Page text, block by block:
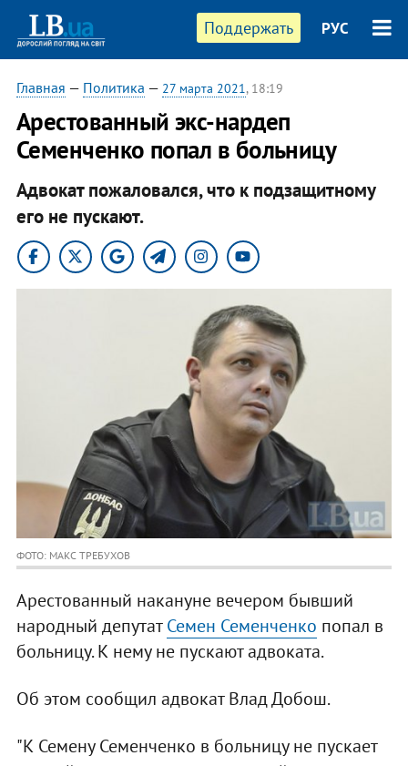
Поддержать РУС
Главная — Политика — 27 марта 2021, 18:19
Арестованный экс-нардеп
Семенченко попал в больницу
Адвокат пожаловался, что к подзащитному
его не пускают.
ФОТО: МАКС ТРЕБУХОВ
Арестованный накануне вечером бывший
народный депутатСемен Семенченко попал в
больницу. К нему не пускают адвоката.
Об этом сообщил адвокат Влад Добош.
"К Семену Семенченко в больницу не пускает